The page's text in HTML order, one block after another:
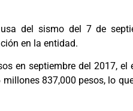
del sismo del 7 de
en la entidad.
en septiembre del 2017, el
837,000 pesos, lo